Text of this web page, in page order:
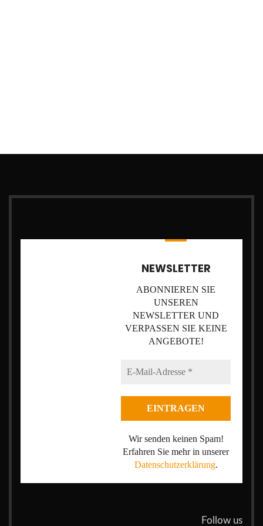
NEWSLETTER
ABONNIEREN SIE
UNSEREN
NEWSLETTER UND
VERPASSEN SIE KEINE
ANGEBOTE!
Wir senden keinen Spam!
Erfahren Sie mehr in unserer
Datenschutzerklärung.
Follow us